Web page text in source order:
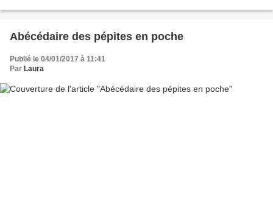
Abécédaire des pépites en poche
Publié le 04/01/2017 à 11:41
Par Laura